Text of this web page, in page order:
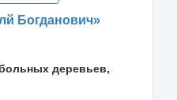
Богданович»
деревьев,